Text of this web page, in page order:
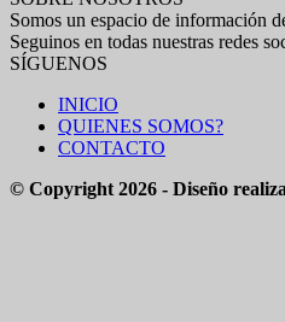
Somos un espacio de información
Seguinos en todas nuestras redes
SÍGUENOS
INICIO
QUIENES SOMOS?
CONTACTO
© Copyright 2026 - Diseño